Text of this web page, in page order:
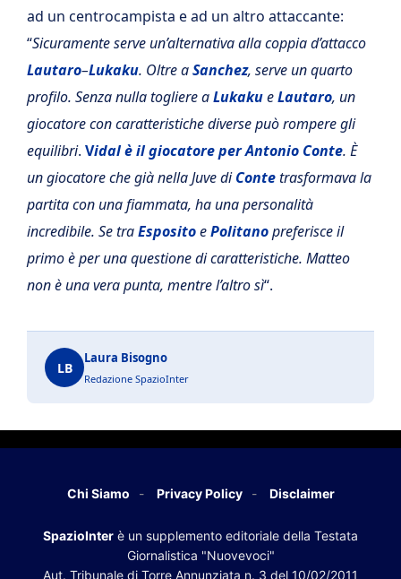
ad un centrocampista e ad un altro attaccante:
“Sicuramente serve un’alternativa alla coppia d’attacco
Lautaro–Lukaku. Oltre aSanchez, serve un quarto
profilo. Senza nulla togliere aLukakueLautaro, un
giocatore con caratteristiche diverse può rompere gli
equilibri. Vidal è il giocatore per Antonio Conte. È
un giocatore che già nella Juve diContetrasformava la
partita con una fiammata, ha una personalità
incredibile. Se traEspositoePolitanopreferisce il
primo è per una questione di caratteristiche. Matteo
non è una vera punta, mentre l’altro sì“.
LB
Laura Bisogno
Redazione SpazioInter
Chi Siamo Privacy Policy Disclaimer
SpazioInter è un supplemento editoriale della Testata
Giornalistica "Nuovevoci"
Aut. Tribunale di Torre Annunziata n. 3 del 10/02/2011